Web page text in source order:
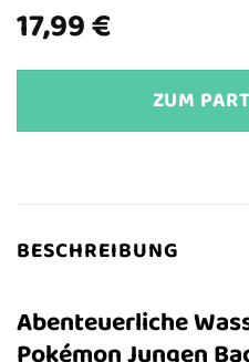
17,99€
ZUM
BESCHREIBUNG
Abenteuerliche
Pokémon Jungen